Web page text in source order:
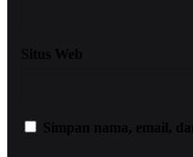
Situs Web
Simpan nama, email,